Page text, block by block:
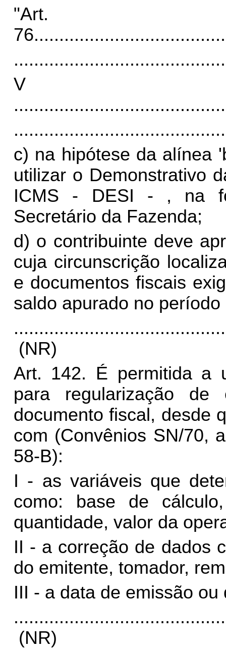
"Art.
76
c) na hipótese da alínea
utilizar o Demonstrativo
ICMS - DESI - , na
Secretário da Fazenda;
d) o contribuinte deve
cuja circunscrição
e documentos fiscais
saldo apurado no
(NR)
Art. 142. É permitida a
para regularização
documento fiscal, desde
com (Convênios SN/70,
58-B):
I - as variáveis que
como: base de
quantidade, valor da
II - a correção de dados
do emitente, tomador,
III - a data de emissão ou
(NR)